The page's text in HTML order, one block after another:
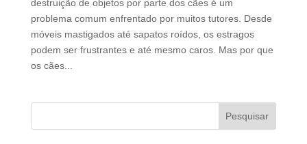
destruição de objetos por parte dos cães é um
problema comum enfrentado por muitos tutores. Desde
móveis mastigados até sapatos roídos, os estragos
podem ser frustrantes e até mesmo caros. Mas por que
os cães...
Pesquisar